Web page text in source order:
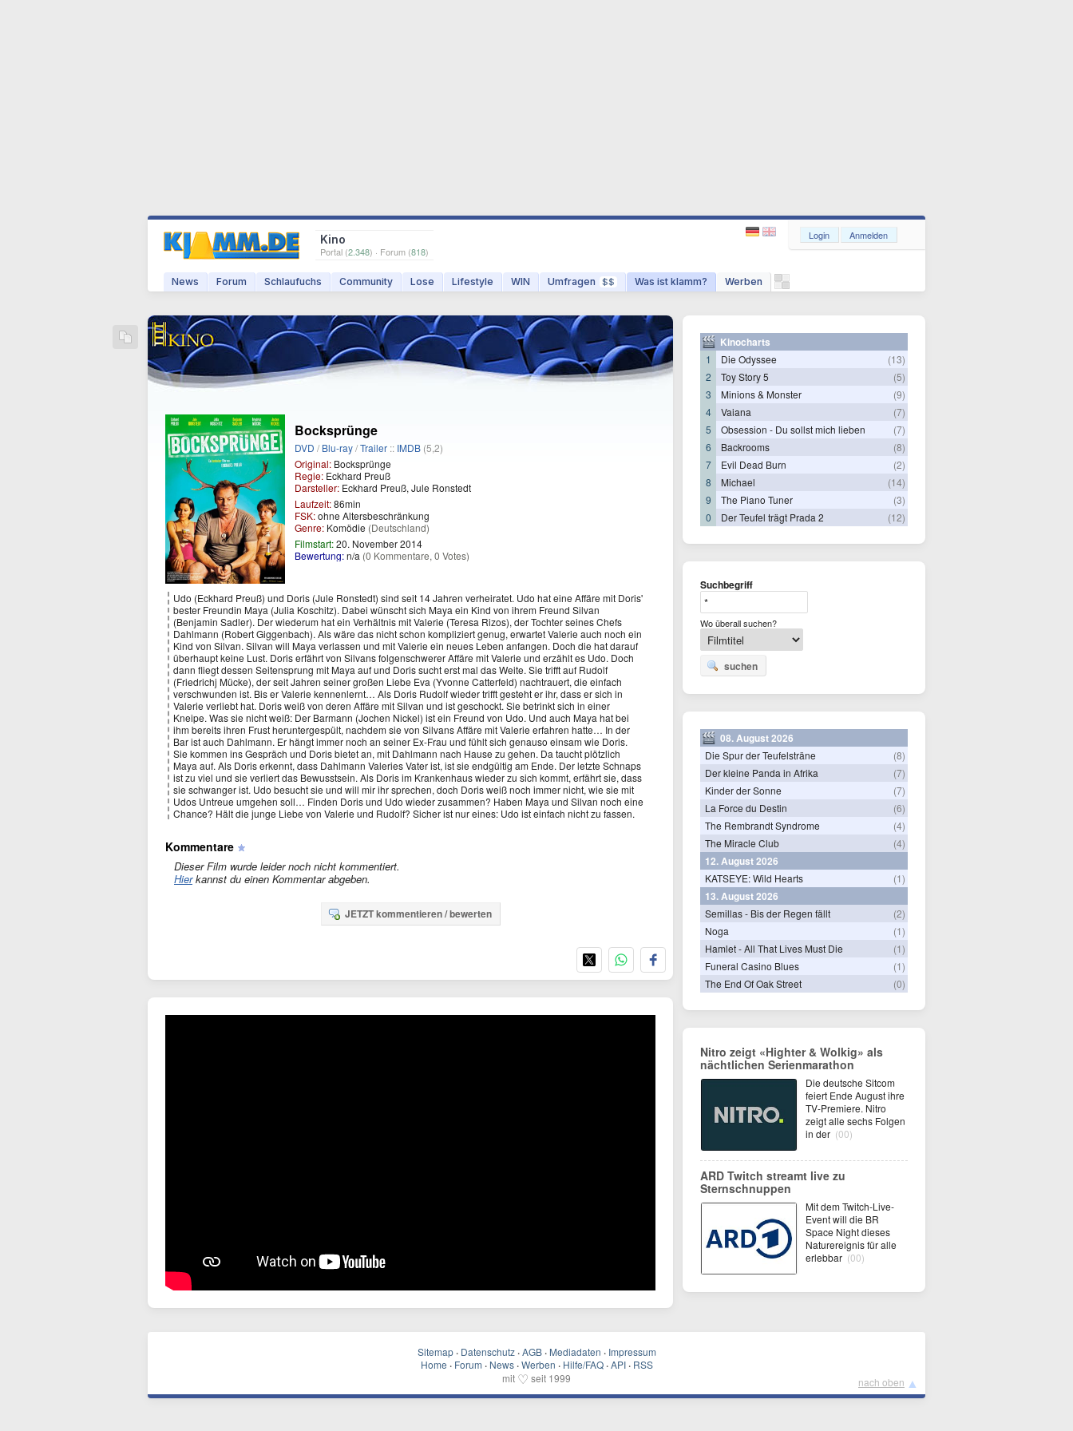
Kino
Portal (2.348) · Forum (818)
News Forum Schlaufuchs Community Lose Lifestyle WIN Umfragen $$ Was ist klamm? Werben
Login Anmelden
Bocksprünge
DVD /Blu-ray/Trailer :: IMDB (5,2)
Original: Bocksprünge
Regie: Eckhard Preuß
Darsteller: Eckhard Preuß, Jule Ronstedt
Laufzeit:86min
FSK:ohne Altersbeschränkung
Genre: Komödie (Deutschland)
Filmstart:20. November 2014
Bewertung:n/a (0 Kommentare, 0 Votes)
Udo (Eckhard Preuß) und Doris (Jule Ronstedt) sind seit 14 Jahren verheiratet. Udo hat eine Affäre mit Doris'
bester Freundin Maya (Julia Koschitz). Dabei wünscht sich Maya ein Kind von ihrem Freund Silvan
(Benjamin Sadler). Der wiederum hat ein Verhältnis mit Valerie (Teresa Rizos), der Tochter seines Chefs
Dahlmann (Robert Giggenbach). Als wäre das nicht schon kompliziert genug, erwartet Valerie auch noch ein
Kind von Silvan. Silvan will Maya verlassen und mit Valerie ein neues Leben anfangen. Doch die hat darauf
überhaupt keine Lust. Doris erfährt von Silvans folgenschwerer Affäre mit Valerie und erzählt es Udo. Doch
dann fliegt dessen Seitensprung mit Maya auf und Doris sucht erst mal das Weite. Sie trifft auf Rudolf
(Friedrichj Mücke), der seit Jahren seiner großen Liebe Eva (Yvonne Catterfeld) nachtrauert, die einfach
verschwunden ist. Bis er Valerie kennenlernt… Als Doris Rudolf wieder trifft gesteht er ihr, dass er sich in
Valerie verliebt hat. Doris weiß von deren Affäre mit Silvan und ist geschockt. Sie betrinkt sich in einer
Kneipe. Was sie nicht weiß: Der Barmann (Jochen Nickel) ist ein Freund von Udo. Und auch Maya hat bei
ihm bereits ihren Frust heruntergespült, nachdem sie von Silvans Affäre mit Valerie erfahren hatte… In der
Bar ist auch Dahlmann. Er hängt immer noch an seiner Ex-Frau und fühlt sich genauso einsam wie Doris.
Sie kommen ins Gespräch und Doris bietet an, mit Dahlmann nach Hause zu gehen. Da taucht plötzlich
Maya auf. Als Doris erkennt, dass Dahlmann Valeries Vater ist, ist sie endgültig am Ende. Der letzte Schnaps
ist zu viel und sie verliert das Bewusstsein. Als Doris im Krankenhaus wieder zu sich kommt, erfährt sie, dass
sie schwanger ist. Udo besucht sie und will mir ihr sprechen, doch Doris weiß noch immer nicht, wie sie mit
Udos Untreue umgehen soll… Finden Doris und Udo wieder zusammen? Haben Maya und Silvan noch eine
Chance? Hält die junge Liebe von Valerie und Rudolf? Sicher ist nur eines: Udo ist einfach nicht zu fassen.
Kommentare
Dieser Film wurde leider noch nicht kommentiert.
Hierkannst du einen Kommentar abgeben.
JETZT kommentieren / bewerten
Kinocharts
1 Die Odyssee
(13)
2
Toy Story 5
(5)
3
Minions & Monster
(9)
4
Vaiana
(7)
5
Obsession - Du sollst mich lieben
(7)
6
Backrooms
(8)
7
Evil Dead Burn
(2)
8
Michael
(14)
9
The Piano Tuner
(3)
0
Der Teufel trägt Prada 2 (12)
Suchbegriff
Wo überall suchen?
suchen
08. August 2026
Die Spur der Teufelsträne
(8)
Der kleine Panda in Afrika
(7)
Kinder der Sonne
(7)
La Force du Destin
(6)
The Rembrandt Syndrome
(4)
The Miracle Club
(4)
12. August 2026
KATSEYE: Wild Hearts (1)
13. August 2026
Semillas - Bis der Regen fällt
(2)
Noga
(1)
Hamlet - All That Lives Must Die
(1)
Funeral Casino Blues
(1)
The End Of Oak Street
(0)
Nitro zeigt «Highter & Wolkig» als
nächtlichen Serienmarathon
Die deutsche Sitcom
feiert Ende August ihre
TV-Premiere. Nitro
zeigt alle sechs Folgen
in der (00)
ARD Twitch streamt live zu
Sternschnuppen
Mit dem Twitch-Live-
Event will die BR
Space Night dieses
Naturereignis für alle
erlebbar (00)
Sitemap · Datenschutz · AGB · Mediadaten · Impressum
Home · Forum · News · Werben · Hilfe/FAQ · API · RSS
mit ♡ seit 1999 nach oben ▲